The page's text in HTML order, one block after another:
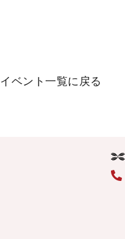
イベント一覧に戻る